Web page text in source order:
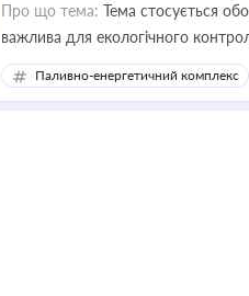
Про що тема: Тема стосується
важлива для екологічного
законодавства
Паливно-енергетичний комплекс